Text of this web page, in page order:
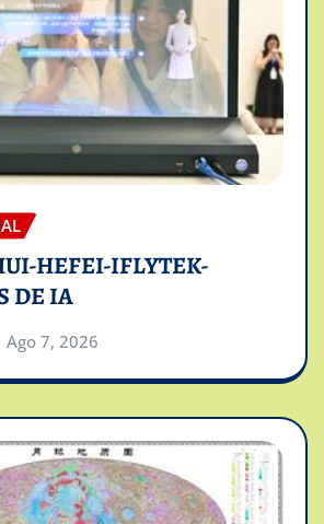
HEFEI-IFLYTEK-
DE IA
Ago 7, 2026